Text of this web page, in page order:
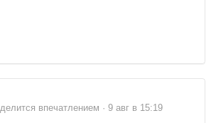
делится впечатлением · 9 авг в 15:19